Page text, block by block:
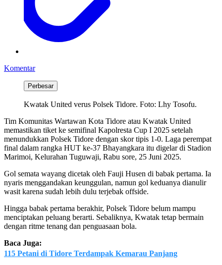
Komentar
Perbesar
Kwatak United verus Polsek Tidore. Foto: Lhy Tosofu.
Tim Komunitas Wartawan Kota Tidore atau Kwatak United
memastikan tiket ke semifinal Kapolresta Cup I 2025 setelah
menundukkan Polsek Tidore dengan skor tipis 1-0. Laga perempat
final dalam rangka HUT ke-37 Bhayangkara itu digelar di Stadion
Marimoi, Kelurahan Tuguwaji, Rabu sore, 25 Juni 2025.
Gol semata wayang dicetak oleh Fauji Husen di babak pertama. Ia
nyaris menggandakan keunggulan, namun gol keduanya dianulir
wasit karena sudah lebih dulu terjebak offside.
Hingga babak pertama berakhir, Polsek Tidore belum mampu
menciptakan peluang berarti. Sebaliknya, Kwatak tetap bermain
dengan ritme tenang dan penguasaan bola.
Baca Juga:
115 Petani di Tidore Terdampak Kemarau Panjang